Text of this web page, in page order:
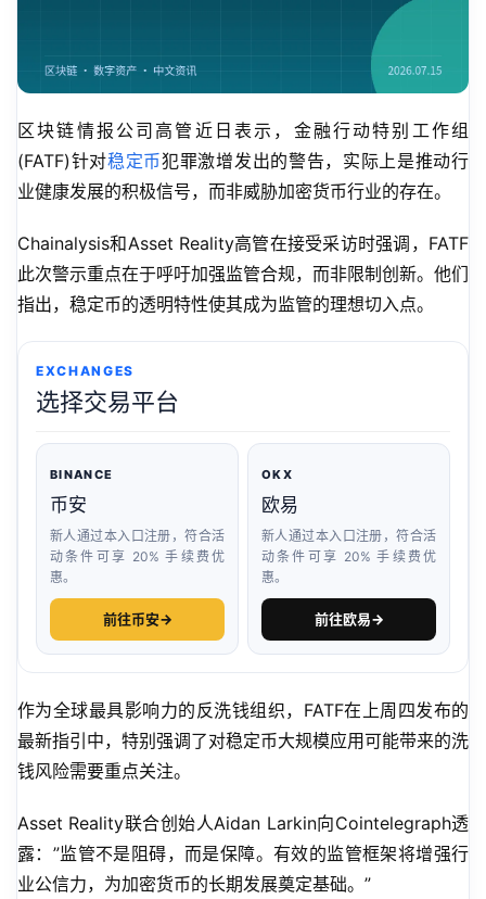
区块链情报公司高管近日表示，金融行动特别工作组
(FATF)针对稳定币犯罪激增发出的警告，实际上是推动行
业健康发展的积极信号，而非威胁加密货币行业的存在。
Chainalysis和Asset Reality高管在接受采访时强调，FATF
此次警示重点在于呼吁加强监管合规，而非限制创新。他们
指出，稳定币的透明特性使其成为监管的理想切入点。
EXCHANGES
选择交易平台
BINANCE
币安
新人通过本入口注册，符合活
动条件可享 20% 手续费优
惠。
前往币安→
OKX
欧易
新人通过本入口注册，符合活
动条件可享 20% 手续费优
惠。
前往欧易→
作为全球最具影响力的反洗钱组织，FATF在上周四发布的
最新指引中，特别强调了对稳定币大规模应用可能带来的洗
钱风险需要重点关注。
Asset Reality联合创始人Aidan Larkin向Cointelegraph透
露：”监管不是阻碍，而是保障。有效的监管框架将增强行
业公信力，为加密货币的长期发展奠定基础。”